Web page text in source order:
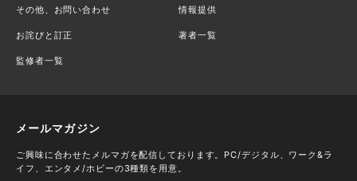
その他、お問い合わせ 情報提供
お詫びと訂正 著者一覧
監修者一覧
メールマガジン
ご興味に合わせたメルマガを配信しております。PC/デジタル、ワーク&ラ
イフ、エンタメ/ホビーの3種類を用意。